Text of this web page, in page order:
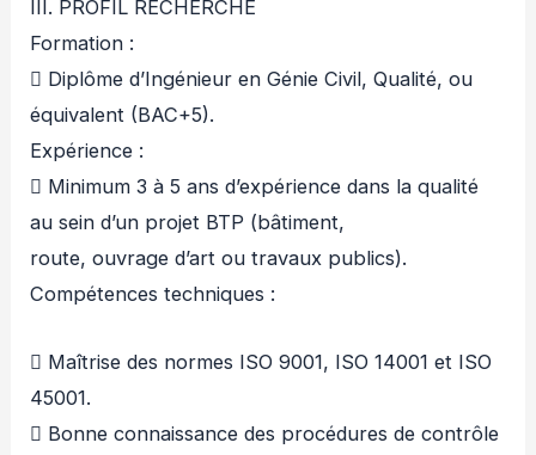
III. PROFIL RECHERCHÉ
Formation :
 Diplôme d’Ingénieur en Génie Civil, Qualité, ou
équivalent (BAC+5).
Expérience :
 Minimum 3 à 5 ans d’expérience dans la qualité
au sein d’un projet BTP (bâtiment,
route, ouvrage d’art ou travaux publics).
Compétences techniques :
 Maîtrise des normes ISO 9001, ISO 14001 et ISO
45001.
 Bonne connaissance des procédures de contrôle